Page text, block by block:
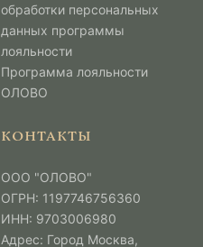
обработки персональных
данных программы
лояльности
Программа лояльности
ОЛОВО
КОНТАКТЫ
ООО "ОЛОВО"
ОГРН: 1197746756360
ИНН: 9703006980
Адрес: Город Москва,